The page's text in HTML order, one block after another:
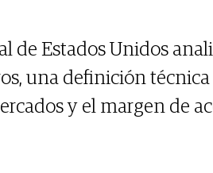
de Estados Unidos
una definición
y el margen de